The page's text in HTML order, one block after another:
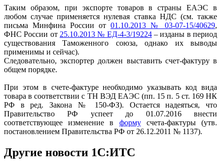
Таким образом, при экспорте товаров в страны ЕАЭС в
любом случае применяется нулевая ставка НДС (см. также
письма Минфина России от 01.10.2013 № 03-07-15/40629,
ФНС России от 25.10.2013 № ЕД-4-3/19224– изданы в период
существования Таможенного союза, однако их выводы
применимы и сейчас).
Следовательно, экспортер должен выставить счет-фактуру в
общем порядке.
При этом в счете-фактуре необходимо указывать код вида
товара в соответствии с ТН ВЭД ЕАЭС (пп. 15 п. 5 ст. 169 НК
РФ в ред. Закона № 150-ФЗ). Остается надеяться, что
Правительство РФ успеет до 01.07.2016 внести
соответствующее изменение в формусчета-фактуры (утв.
постановлением Правительства РФ от 26.12.2011 № 1137).
Другие новости 1С:ИТС